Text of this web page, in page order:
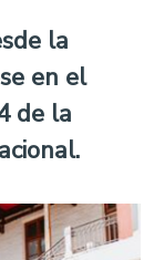
la
en el
de la